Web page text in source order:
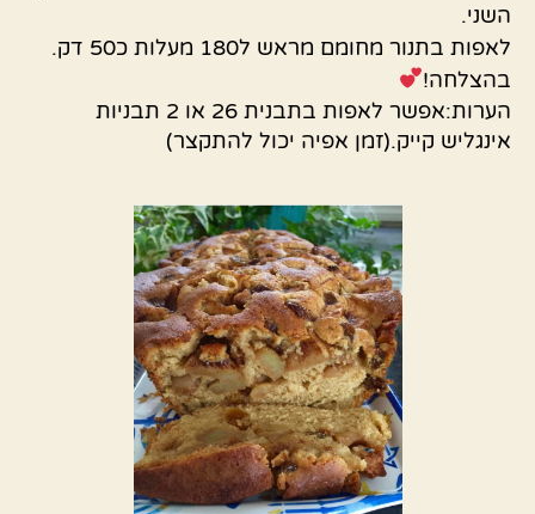
השני.
לאפות בתנור מחומם מראש ל180 מעלות כ50 דק.
בהצלחה!
הערות:אפשר לאפות בתבנית 26 או 2 תבניות
אינגליש קייק.(זמן אפיה יכול להתקצר)